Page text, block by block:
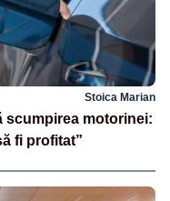
Stoica Marian
scumpirea motorinei:
fi profitat”